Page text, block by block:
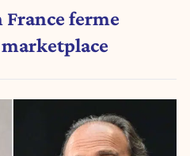
ferme